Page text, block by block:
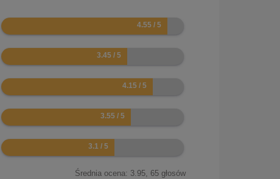
9.1
6.9
8.3
7.1
6.2
Średnia ocena: 3.95, 65 głosów